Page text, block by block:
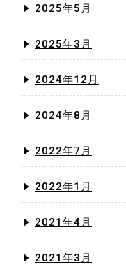
2025年5月
2025年3月
2024年12月
2024年8月
2022年7月
2022年1月
2021年4月
2021年3月